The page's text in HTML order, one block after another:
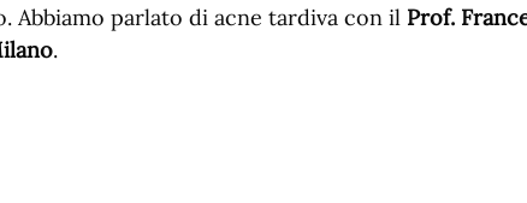
Abbiamo parlato di acne tardiva con il Prof.
.